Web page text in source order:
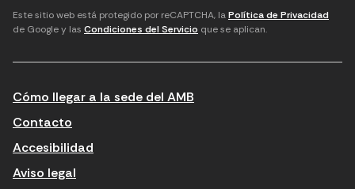
r
m
i
n
t
m
p
r
r
e
u
'
a
e
p
t
a
lEste sitio web está protegido por reCAPTCHA, laPolítica de Privacidad
de Google y las Condiciones del Servicio que se aplican.
Cómo llegar a la sede del AMB
Contacto
Accesibilidad
Aviso legal